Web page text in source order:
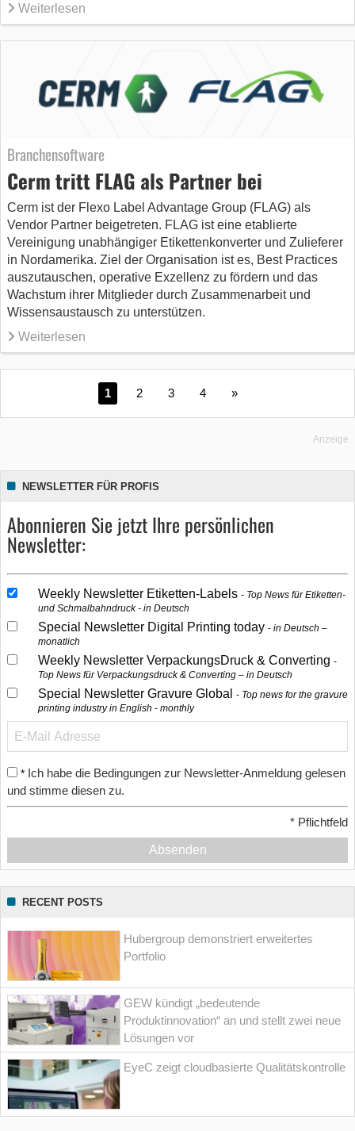
Weiterlesen
Branchensoftware
Cerm tritt FLAG als Partner bei
Cerm ist der Flexo Label Advantage Group (FLAG) als
Vendor Partner beigetreten. FLAG ist eine etablierte
Vereinigung unabhängiger Etikettenkonverter und Zulieferer
in Nordamerika. Ziel der Organisation ist es, Best Practices
auszutauschen, operative Exzellenz zu fördern und das
Wachstum ihrer Mitglieder durch Zusammenarbeit und
Wissensaustausch zu unterstützen.
Weiterlesen
1 2 3 4 »
Anzeige
NEWSLETTER FÜR PROFIS
Abonnieren Sie jetzt Ihre persönlichen
Newsletter:
Weekly Newsletter Etiketten-Labels
Top News für Etiketten-
und Schmalbahndruck - in Deutsch
Special Newsletter Digital Printing today
in Deutsch –
monatlich
Weekly Newsletter VerpackungsDruck & Converting
Top News für Verpackungsdruck & Converting – in Deutsch
Special Newsletter Gravure Global
Top news for the gravure
printing industry in English - monthly
* Ich habe die Bedingungen zur Newsletter-Anmeldung gelesen
und stimme diesen zu.
* Pflichtfeld
Absenden
RECENT POSTS
Hubergroup demonstriert erweitertes
Portfolio
GEW kündigt „bedeutende
Produktinnovation“ an und stellt zwei neue
Lösungen vor
EyeC zeigt cloudbasierte Qualitätskontrolle